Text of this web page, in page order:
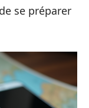
se préparer